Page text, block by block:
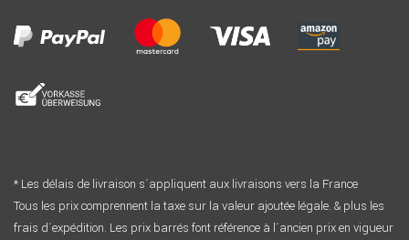
* Les délais de livraison s´appliquent aux livraisons vers la France
Tous les prix comprennent la taxe sur la valeur ajoutée légale. & plus les
frais d´expédition. Les prix barrés font référence à l´ancien prix en vigueur